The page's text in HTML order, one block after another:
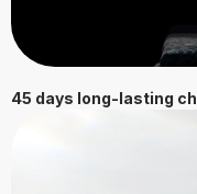
45 days long-lasting